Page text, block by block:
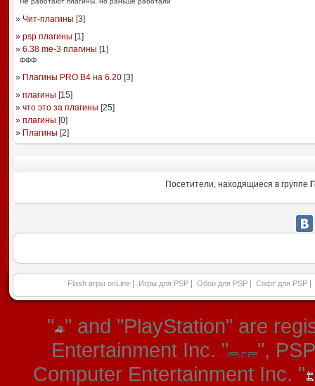
» Чит-плагины [3]
» psp плагины [1]
» 6.38 me-3 плагины [1]
ффф
» Плагины PRO B4 на 6.20[3]
» плагины [15]
» что это за плагины [25]
» плагины [0]
» Плагины [2]
Посетители, находящиеся в группе
Flash игры onLine Игры для PSP Обои для PSP Софт для PSP
" " and "PlayStation" are
Entertainment Inc. "
",
Computer Entertainment Inc. "